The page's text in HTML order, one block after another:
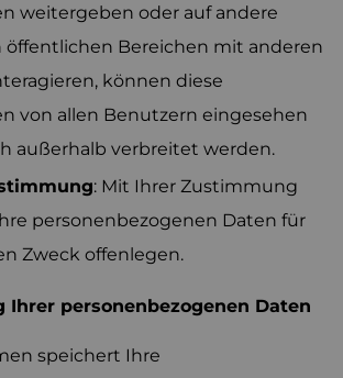
weitergeben oder auf andere
öffentlichen Bereichen mit anderen
können diese
von allen Benutzern eingesehen
außerhalb verbreitet werden.
: Mit Ihrer Zustimmung
personenbezogenen Daten für
Zweck offenlegen.
Ihrer personenbezogenen Daten
speichert Ihre